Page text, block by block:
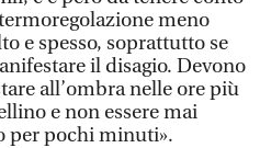
meno
e spesso, soprattutto se
il disagio. Devono
all’ombra nelle ore più
e non essere mai
per pochi minuti».